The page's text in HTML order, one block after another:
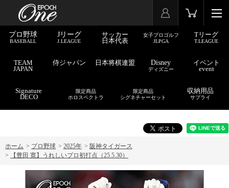
プロ野球
BASEBALL
Jリーグ
J.LEAGUE
サッカー
日本代表
女子プロゴルフ
JLPGA
Tリーグ
T.LEAGUE
TEAM
JAPAN
侍ジャパン 日本将棋連盟 Disney
ディズニー
イベント
event
Signature
DECO
限定商品
ホロスペクトラ
限定商品
シグネチャーセット
収納用品
サプライ
ホーム > プロ野球 > 2025年 > 阪神タイガース
>
【豊田 寛】うれしいプロ初打点（25.5.30）